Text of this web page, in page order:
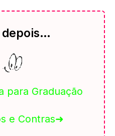
depois…
para Graduação
e Contras➜